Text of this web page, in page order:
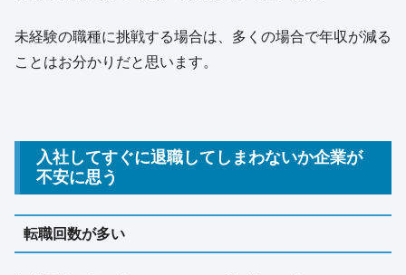
未経験の職種に挑戦する場合は、多くの場合で年収が減る
ことはお分かりだと思います。
入社してすぐに退職してしまわないか企業が
不安に思う
転職回数が多い